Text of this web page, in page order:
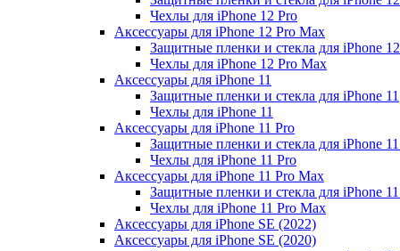
Чехлы для iPhone 12 Pro
Аксессуары для iPhone 12 Pro Max
Защитные пленки и стекла для iPhone
Чехлы для iPhone 12 Pro Max
Аксессуары для iPhone 11
Защитные пленки и стекла для iPhone 11
Чехлы для iPhone 11
Аксессуары для iPhone 11 Pro
Защитные пленки и стекла для iPhone
Чехлы для iPhone 11 Pro
Аксессуары для iPhone 11 Pro Max
Защитные пленки и стекла для iPhone
Чехлы для iPhone 11 Pro Max
Аксессуары для iPhone SE (2022)
Аксессуары для iPhone SE (2020)